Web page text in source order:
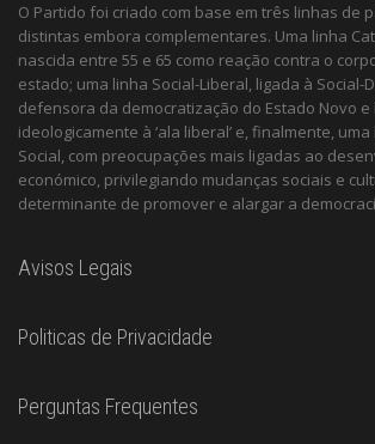
O Partido foi criado com base em três linhas de
distintas embora complementares. Uma linha
nascida entre 55 e 65 como reação contra o
estado; uma linha Social-Liberal, ligada à Social-
defensora da democratização do Estado Novo e
ideologicamente à ‘ala liberal’ e, finalmente,
Social, com preocupações mais ligadas ao
económico, privilegiando mudanças sociais e
determinante de promover e alargar a
Avisos Legais
Politicas de Privacidade
Perguntas Frequentes